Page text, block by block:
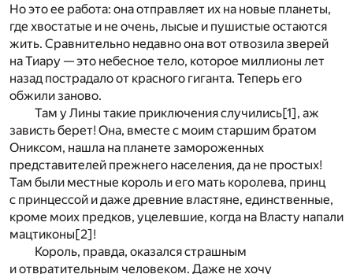
Но это ее работа: она отправляет их на новые планеты,
где хвостатые и не очень, лысые и пушистые остаются
жить. Сравнительно недавно она вот отвозила зверей
на Тиару — это небесное тело, которое миллионы лет
назад пострадало от красного гиганта. Теперь его
обжили заново.
Там у Лины такие приключения случились[1], аж
зависть берет! Она, вместе с моим старшим братом
Ониксом, нашла на планете замороженных
представителей прежнего населения, да не простых!
Там были местные король и его мать королева, принц
с принцессой и даже древние властяне, единственные,
кроме моих предков, уцелевшие, когда на Власту напали
мацтиконы[2]!
Король, правда, оказался страшным
и отвратительным человеком. Даже не хочу